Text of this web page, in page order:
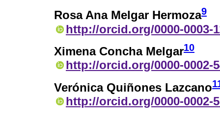
Rosa Ana Melgar Hermoza9
http://orcid.org/0000-0003-
Ximena Concha Melgar10
http://orcid.org/0000-0002-
Verónica Quiñones Lazcano
http://orcid.org/0000-0002-